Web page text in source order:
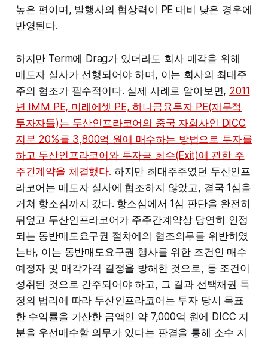
높은 편이며, 발행사의 협상력이 PE 대비 낮은 경우에
반영된다.
하지만 Term에 Drag가 있더라도 회사 매각을 위해
매도자 실사가 선행되어야 하며, 이는 회사의 최대주
주의 협조가 필수적이다. 실제 사례로 알아보면, 2011
년 IMM PE, 미래에셋 PE, 하나금융투자 PE(재무적
투자자들)는 두산인프라코어의 중국 자회사인 DICC
지분 20%를 3,800억 원에 매수하는 방법으로 투자를
하고 두산인프라코어와 투자금 회수(Exit)에 관한 주
주간계약을 체결했다. 하지만 최대주주였던 두산인프
라코어는 매도자 실사에 협조하지 않았고, 결국 1심을
거쳐 항소심까지 갔다. 항소심에서 1심 판단을 완전히
뒤엎고 두산인프라코어가 주주간계약상 당연히 인정
되는 동반매도요구권 절차에의 협조의무를 위반하였
는바, 이는 동반매도요구권 행사를 위한 조건인 매수
예정자 및 매각가격 결정을 방해한 것으로, 동 조건이
성취된 것으로 간주되어야 하고, 그 결과 선택채권 특
정의 법리에 따라 두산인프라코어는 투자 당시 목표
한 수익률을 가산한 금액인 약 7,000억 원에 DICC 지
분을 우선매수할 의무가 있다는 판결을 통해 소수 지